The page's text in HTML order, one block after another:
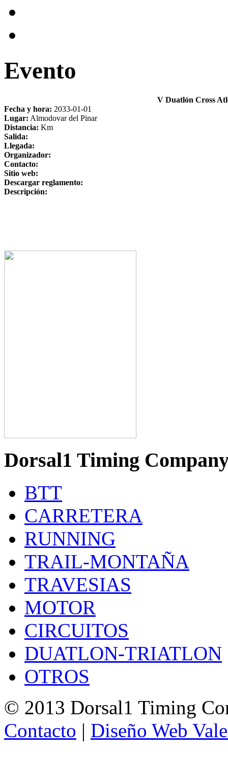
Evento
V Duatlón Cross
Fecha y hora: 2033-01-01
Lugar: Almodovar del Pinar
Distancia: Km
Salida:
Llegada:
Organizador:
Contacto:
Sitio web:
Descargar reglamento:
Descripción:
Dorsal1 Timing
BTT
CARRETERA
RUNNING
TRAIL-MONTAÑA
TRAVESIAS
MOTOR
CIRCUITOS
DUATLON-TRIATLON
OTROS
© 2013 Dorsal1 Timing
Contacto | Diseño Web